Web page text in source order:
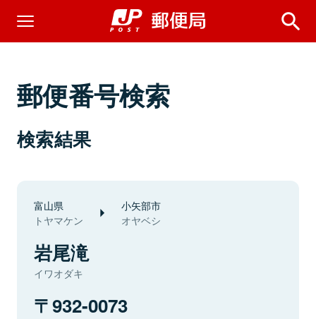
郵便番号検索
検索結果
富山県
トヤマケン
小矢部市
オヤベシ
岩尾滝
イワオダキ
932-0073